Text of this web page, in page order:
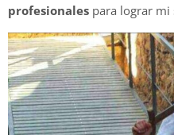
profesionales para lograr mi